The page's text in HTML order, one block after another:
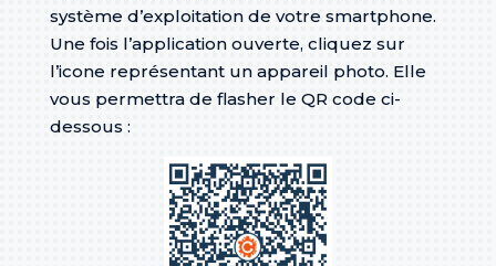
système d’exploitation de votre smartphone.
Une fois l’application ouverte, cliquez sur
l’icone représentant un appareil photo. Elle
vous permettra de flasher le QR code ci-
dessous :